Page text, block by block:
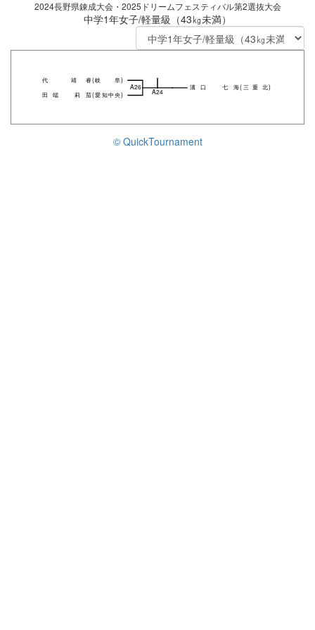
2024長野県錬成大会・2025ドリームフェスティバル第2選抜大会
中学1年女子/軽量級（43㎏未満）
代 靖睿(岐阜)
A26
田端 莉茄(愛知中央)
溝口 七海(三重北)
A24
© QuickTournament